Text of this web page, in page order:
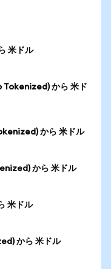
米ドル
から 米ド
から 米ドル
から 米ドル
米ドル
から 米ドル